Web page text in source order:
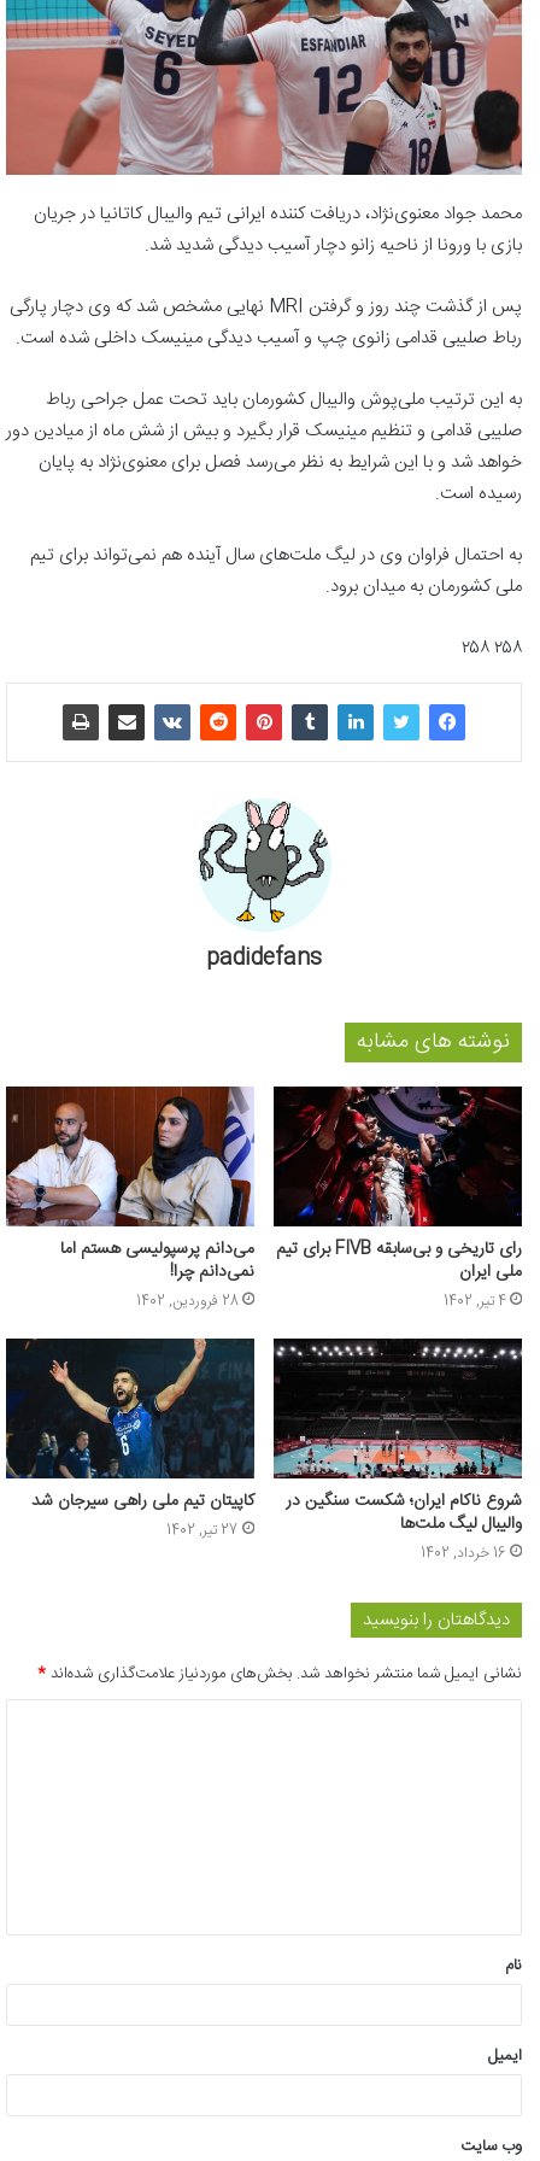
محمد جواد معنوی‌نژاد، دریافت کننده ایرانی تیم والیبال کاتانیا در جریان
بازی با ورونا از ناحیه زانو دچار آسیب دیدگی شدید شد.
پس از گذشت چند روز و گرفتن MRI نهایی مشخص شد که وی دچار پارگی
رباط صلیبی قدامی زانوی چپ و آسیب دیدگی مینیسک داخلی شده است.
به این ترتیب ملی‌پوش والیبال کشورمان باید تحت عمل جراحی رباط
صلیبی قدامی و تنظیم مینیسک قرار بگیرد و بیش از شش ماه از میادین دور
خواهد شد و با این شرایط به نظر می‌رسد فصل برای معنوی‌نژاد به پایان
رسیده است.
به احتمال فراوان وی در لیگ ملت‌های سال آینده هم نمی‌تواند برای تیم
ملی کشورمان به میدان برود.
۲۵۸ ۲۵۸
padidefans
نوشته های مشابه
رای تاریخی و بی‌سابقه FIVB برای تیم
ملی ایران
4 تیر, 1402
می‌دانم پرسپولیسی هستم اما
نمی‌دانم چرا!
28 فروردین, 1402
شروع ناکام ایران؛ شکست سنگین در
والیبال لیگ ملت‌ها
16 خرداد, 1402
کاپیتان تیم ملی راهی سیرجان شد
27 تیر, 1402
دیدگاهتان را بنویسید
نشانی ایمیل شما منتشر نخواهد شد. بخش‌های موردنیاز علامت‌گذاری شده‌اند*
*
نام
ایمیل
وب‌ سایت